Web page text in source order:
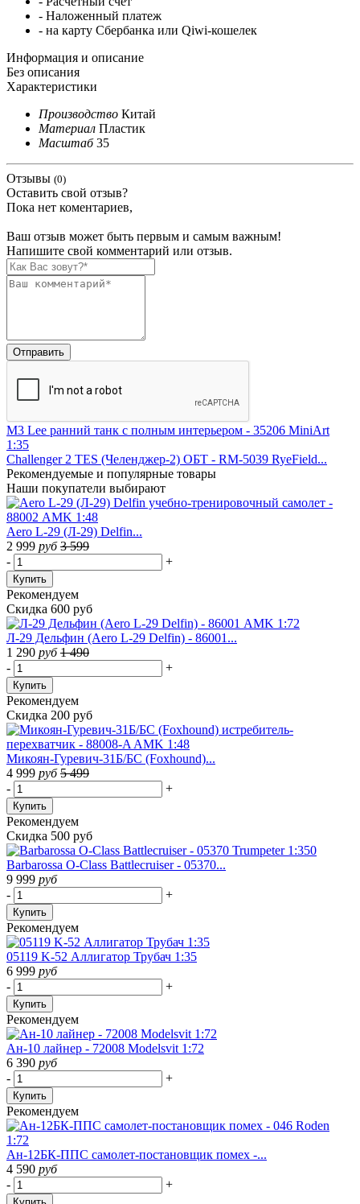
- Наложенный платеж
- на карту Сбербанка или Qiwi-кошелек
Информация и описание
Без описания
Характеристики
Производство Китай
Материал Пластик
Масштаб 35
Отзывы (0)
Оставить свой отзыв?
Пока нет коментариев,
Ваш отзыв может быть первым и самым важным!
Напишите свой комментарий или отзыв.
M3 Lee ранний танк с полным интерьером - 35206 MiniArt
1:35
Challenger 2 TES (Челенджер-2) ОБТ - RM-5039 RyeField...
Рекомендуемые и популярные товары
Наши покупатели выбирают
Aero L-29 (Л-29) Delfin...
2 999 руб 3 599
-
+
Купить
Рекомендуем
Скидка 600 руб
Л-29 Дельфин (Aero L-29 Delfin) - 86001...
1 290 руб 1 490
-
+
Купить
Рекомендуем
Скидка 200 руб
Микоян-Гуревич-31Б/БС (Foxhound)...
4 999 руб 5 499
-
+
Купить
Рекомендуем
Скидка 500 руб
Barbarossa O-Class Battlecruiser - 05370...
9 999 руб
-
+
Купить
Рекомендуем
05119 K-52 Аллигатор Трубач 1:35
6 999 руб
-
+
Купить
Рекомендуем
Ан-10 лайнер - 72008 Modelsvit 1:72
6 390 руб
-
+
Купить
Рекомендуем
Ан-12БК-ППС самолет-постановщик помех -...
4 590 руб
-
+